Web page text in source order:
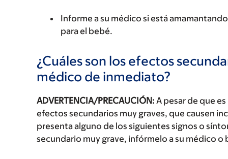
Informe a su médico si está
para el bebé.
¿Cuáles son los efectos
médico de inmediato?
ADVERTENCIA/PRECAUCIÓN: A pesar de que
efectos secundarios muy graves, que causen
presenta alguno de los siguientes signos o
secundario muy grave, infórmelo a su médico